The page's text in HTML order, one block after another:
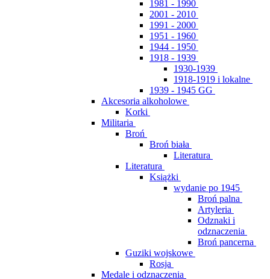
1981 - 1990
2001 - 2010
1991 - 2000
1951 - 1960
1944 - 1950
1918 - 1939
1930-1939
1918-1919 i lokalne
1939 - 1945 GG
Akcesoria alkoholowe
Korki
Militaria
Broń
Broń biała
Literatura
Literatura
Książki
wydanie po 1945
Broń palna
Artyleria
Odznaki i
odznaczenia
Broń pancerna
Guziki wojskowe
Rosja
Medale i odznaczenia